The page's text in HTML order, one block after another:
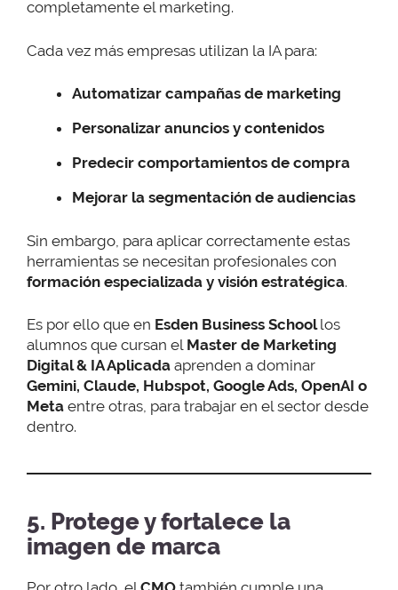
completamente el marketing.
Cada vez más empresas utilizan la IA para:
Automatizar campañas de marketing
Personalizar anuncios y contenidos
Predecir comportamientos de compra
Mejorar la segmentación de audiencias
Sin embargo, para aplicar correctamente estas
herramientas se necesitan profesionales con
formación especializada y visión estratégica.
Es por ello que en Esden Business Schoollos
alumnos que cursan el Master de Marketing
Digital & IA Aplicada aprenden a dominar
Gemini, Claude, Hubspot, Google Ads, OpenAI o
Meta entre otras, para trabajar en el sector desde
dentro.
5. Protege y fortalece la
imagen de marca